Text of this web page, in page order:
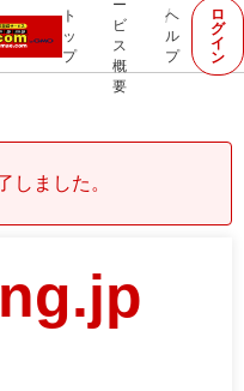
ト
ッ
プ
ー
ビ
ス
概
要
ヘ
ル
プ
ロ
グ
イ
ン
しました。